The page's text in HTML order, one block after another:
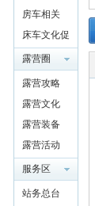
91
房车相关
床车文化促
进交流
露营圈
露营攻略
露营文化
露营装备
露营活动
服务区
站务总台